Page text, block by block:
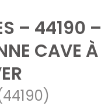
– 44190 –
CAVE À